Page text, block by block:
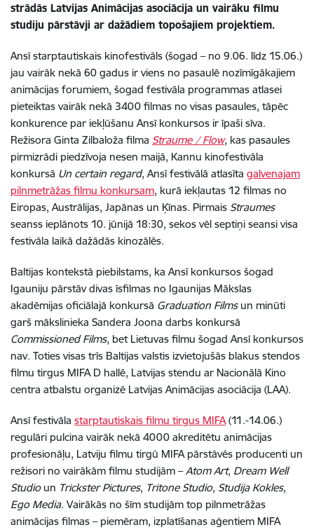
strādās Latvijas Animācijas asociācija un vairāku filmu
studiju pārstāvji ar dažādiem topošajiem projektiem.
Ansī starptautiskais kinofestivāls (šogad – no 9.06. līdz 15.06.)
jau vairāk nekā 60 gadus ir viens no pasaulē nozīmīgākajiem
animācijas forumiem, šogad festivāla programmas atlasei
pieteiktas vairāk nekā 3400 filmas no visas pasaules, tāpēc
konkurence par iekļūšanu Ansī konkursos ir īpaši sīva.
Režisora Ginta Zilbaloža filma Straume / Flow, kas pasaules
pirmizrādi piedzīvoja nesen maijā, Kannu kinofestivāla
konkursā Un certain regard, Ansī festivālā atlasīta galvenajam
pilnmetrāžas filmu konkursam, kurā iekļautas 12 filmas no
Eiropas, Austrālijas, Japānas un Ķīnas. Pirmais Straumes
seanss ieplānots 10. jūnijā 18:30, sekos vēl septiņi seansi visa
festivāla laikā dažādās kinozālēs.
Baltijas kontekstā piebilstams, ka Ansī konkursos šogad
Igauniju pārstāv divas īsfilmas no Igaunijas Mākslas
akadēmijas oficiālajā konkursā Graduation Filmsun minūti
garš mākslinieka Sandera Joona darbs konkursā
Commissioned Films, bet Lietuvas filmu šogad Ansī konkursos
nav. Toties visas trīs Baltijas valstis izvietojušās blakus stendos
filmu tirgus MIFA D hallē, Latvijas stendu ar Nacionālā Kino
centra atbalstu organizē Latvijas Animācijas asociācija (LAA).
Ansī festivāla starptautiskais filmu tirgus MIFA(11.-14.06.)
regulāri pulcina vairāk nekā 4000 akreditētu animācijas
profesionāļu, Latviju filmu tirgū MIFA pārstāvēs producenti un
režisori no vairākām filmu studijām –Atom Art, Dream Well
Studioun Trickster Pictures, Tritone Studio, Studija Kokles,
Ego Media. Vairākās no šīm studijām top pilnmetrāžas
animācijas filmas – piemēram, izplatīšanas aģentiem MIFA